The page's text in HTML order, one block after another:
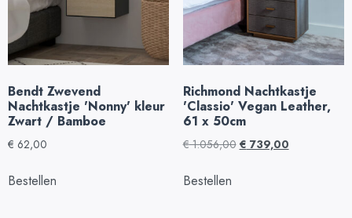
Bendt Zwevend
Nachtkastje 'Nonny' kleur
Zwart / Bamboe
€ 62,00
Bestellen
Richmond Nachtkastje
'Classio' Vegan Leather,
61 x 50cm
€1.056,00 € 739,00
Bestellen